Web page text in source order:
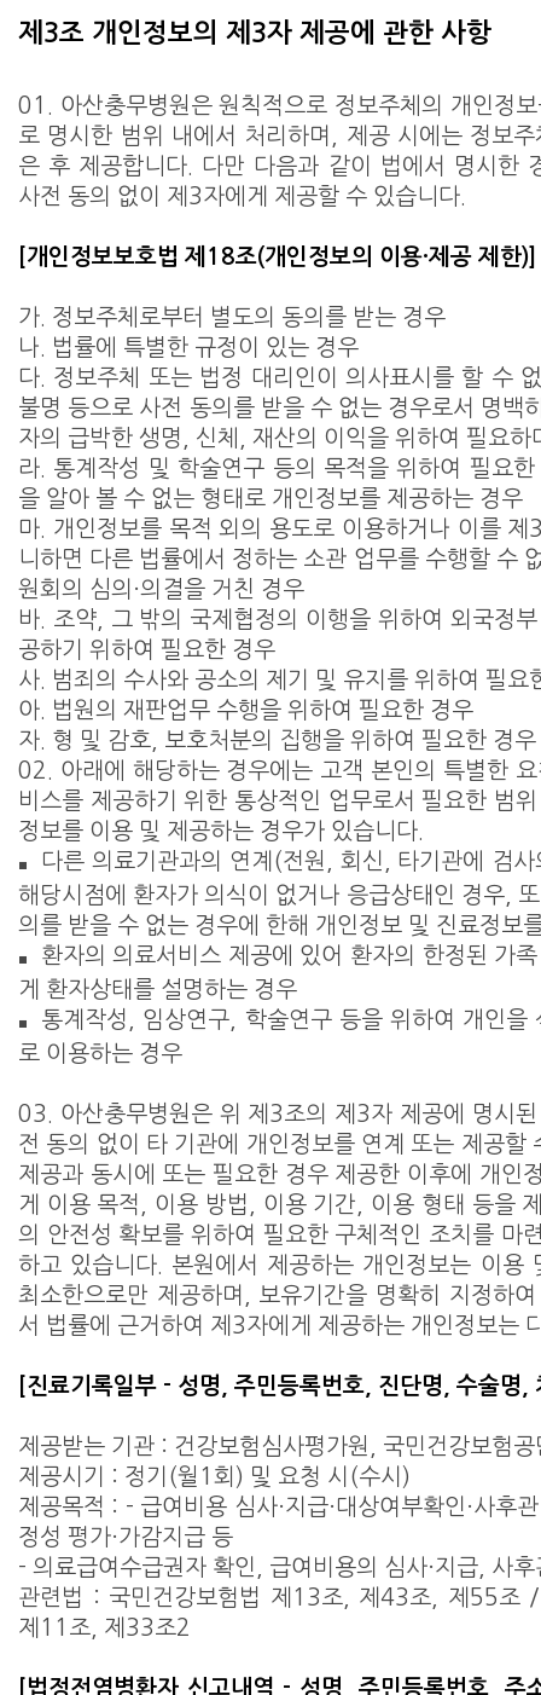
제3조 개인정보의 제3자 제공에 관한 사항
01. 아산충무병원은 원칙적으로 정보주체의 개인정보
로 명시한 범위 내에서 처리하며, 제공 시에는 정보
은 후 제공합니다. 다만 다음과 같이 법에서 명시한
사전 동의 없이 제3자에게 제공할 수 있습니다.
[개인정보보호법 제18조(개인정보의 이용·제공 제한)]
가. 정보주체로부터 별도의 동의를 받는 경우
나. 법률에 특별한 규정이 있는 경우
다. 정보주체 또는 법정 대리인이 의사표시를 할 수
불명 등으로 사전 동의를 받을 수 없는 경우로서 명백
자의 급박한 생명, 신체, 재산의 이익을 위하여 필요하
라. 통계작성 및 학술연구 등의 목적을 위하여 필요
을 알아 볼 수 없는 형태로 개인정보를 제공하는 경우
마. 개인정보를 목적 외의 용도로 이용하거나 이를 제
니하면 다른 법률에서 정하는 소관 업무를 수행할 수
원회의 심의·의결을 거친 경우
바. 조약, 그 밖의 국제협정의 이행을 위하여 외국정
공하기 위하여 필요한 경우
사. 범죄의 수사와 공소의 제기 및 유지를 위하여 필요
아. 법원의 재판업무 수행을 위하여 필요한 경우
자. 형 및 감호, 보호처분의 집행을 위하여 필요한 경우
02. 아래에 해당하는 경우에는 고객 본인의 특별한
비스를 제공하기 위한 통상적인 업무로서 필요한 범
정보를 이용 및 제공하는 경우가 있습니다.
■
다른 의료기관과의 연계(전원, 회신, 타기관에 검
해당시점에 환자가 의식이 없거나 응급상태인 경우,
의를 받을 수 없는 경우에 한해 개인정보 및 진료정보
■
환자의 의료서비스 제공에 있어 환자의 한정된 가
게 환자상태를 설명하는 경우
■
통계작성, 임상연구, 학술연구 등을 위하여 개인을
로 이용하는 경우
03. 아산충무병원은 위 제3조의 제3자 제공에 명시
전 동의 없이 타 기관에 개인정보를 연계 또는 제공할
제공과 동시에 또는 필요한 경우 제공한 이후에 개인
게 이용 목적, 이용 방법, 이용 기간, 이용 형태 등을
의 안전성 확보를 위하여 필요한 구체적인 조치를 마
하고 있습니다. 본원에서 제공하는 개인정보는 이용
최소한으로만 제공하며, 보유기간을 명확히 지정하
서 법률에 근거하여 제3자에게 제공하는 개인정보는
[진료기록일부 - 성명, 주민등록번호, 진단명, 수술명,
제공받는 기관 : 건강보험심사평가원, 국민건강보험공
제공시기 : 정기(월1회) 및 요청 시(수시)
제공목적 : - 급여비용 심사·지급·대상여부확인·사후
정성 평가·가감지급 등
- 의료급여수급권자 확인, 급여비용의 심사·지급, 사후
관련법 : 국민건강보험법 제13조, 제43조, 제55조
제11조, 제33조2
[법정전염병환자 신고내역 - 성명, 주민등록번호, 주